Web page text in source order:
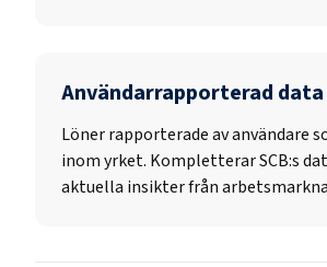
Användarrapporterad data
Löner rapporterade av användare
inom yrket. Kompletterar SCB:s
aktuella insikter från